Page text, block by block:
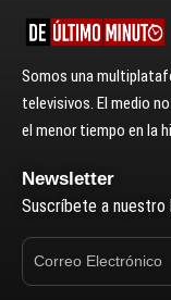
Somos una
televisivos. El medio
el menor tiempo en la
Newsletter
Suscríbete a